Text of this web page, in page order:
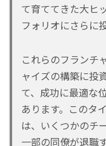
て育ててきた大ヒ
フォリオにさらに
これらのフランチ
ャイズの構築に投
て、成功に最適な
あります。このタ
は、いくつかのチ
一部の同僚が退職